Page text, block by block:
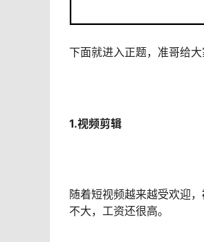
下面就进入正题，准哥给
1.视频剪辑
随着短视频越来越受欢迎，
不大，工资还很高。